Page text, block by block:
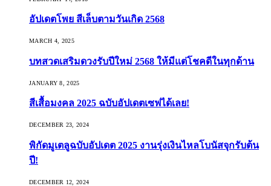
อัปเดตโพย สีเล็บตามวันเกิด 2568
MARCH 4, 2025
บทสวดเสริมดวงรับปีใหม่ 2568 ให้มีแต่โชคดีในทุกด้าน
JANUARY 8, 2025
สีเสื้อมงคล 2025 ฉบับอัปเดตเซฟได้เลย!
DECEMBER 23, 2024
พิกัดมูเตลูฉบับอัปเดต 2025 งานรุ่งเงินไหลโบนัสจุกรับต้น
ปี!
DECEMBER 12, 2024